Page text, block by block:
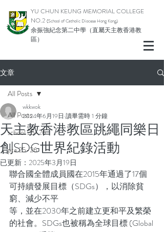
YU CHUN KEUNG MEMORIAL COLLEGE
NO.2 (School of Catholic Diocese Hong Kong)
余振強紀念第二中學（直屬天主教香港教
區）
文章
All Posts
school 25-26
pta 25-26
All Posts
天主教香港教區跳繩同樂日
創SDG世界紀錄活動
wkkwok
2024年6月19日 讀畢需時 1 分鐘
已更新： 2025年3月19日
聯合國全體成員國在2015年通過了17個
可持續發展目標（SDGs），以消除貧
窮、減少不平
等，並在2030年之前建立更和平及繁榮
的社會。SDGs也被稱為全球目標 (Global